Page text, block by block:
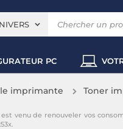
PC
imprimante Toner
est venu de renouveler vos